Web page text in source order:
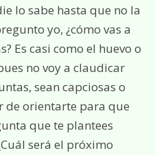
lo sabe hasta que no la
yo, ¿cómo vas a
Es casi como el huevo o
no voy a claudicar
sean capciosas o
de orientarte para que
que te plantees
será el próximo